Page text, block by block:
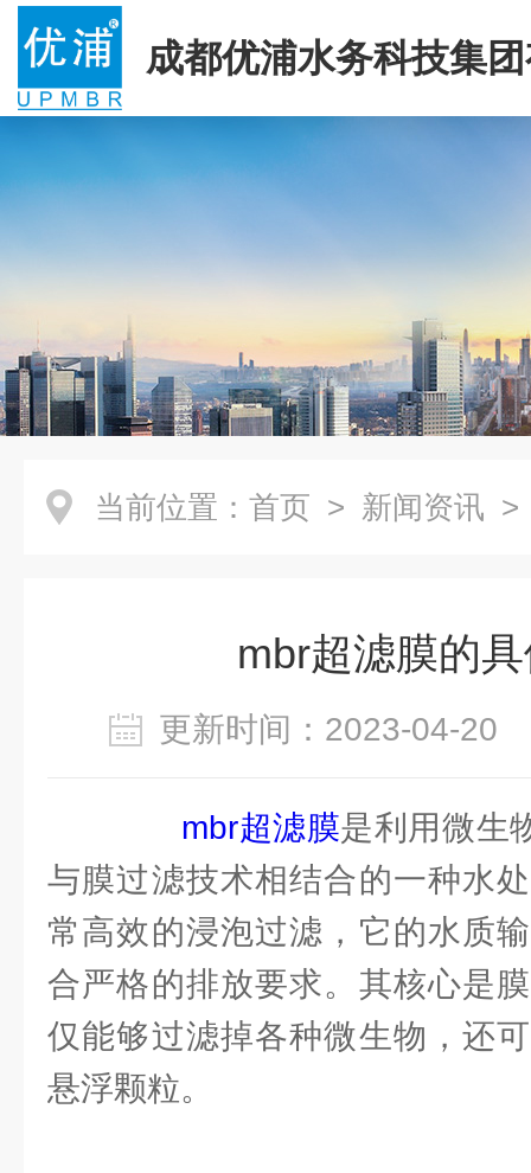
成都优浦水务科技集
司
当前位置： 首页 > 新闻资讯 >
mbr超滤膜的
更新时间：2023-04-
mbr超滤膜是利用微生
与膜过滤技术相结合的一种水
常高效的浸泡过滤，它的水质
合严格的排放要求。其核心是
仅能够过滤掉各种微生物，还
悬浮颗粒。